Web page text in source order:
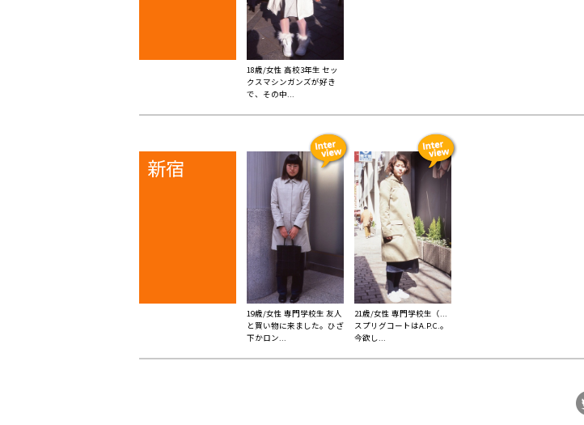
18歳/女性 高校3年生 セッ
クスマシンガンズが好き
で、その中...
新宿
19歳/女性 専門学校生 友人
と買い物に来ました。ひざ
下かロン...
21歳/女性 専門学校生（...
スプリグコートはA.P.C.。
今欲し...